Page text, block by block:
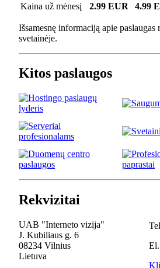
Kaina už mėnesį
2.99 EUR 4.99
Išsamesnę informaciją apie paslaugas
svetainėje.
Kitos paslaugos
Rekvizitai
UAB "Interneto vizija"
J. Kubiliaus g. 6
08234 Vilnius
Lietuva